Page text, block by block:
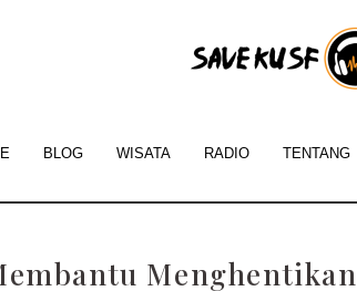
BLOG WISATA RADIO TENTANG
Menghentikan